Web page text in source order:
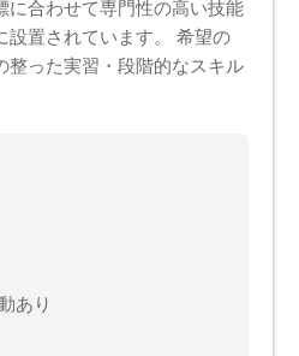
に合わせて専門性の高い技能
設置されています。 希望の
整った実習・段階的なスキル
あり